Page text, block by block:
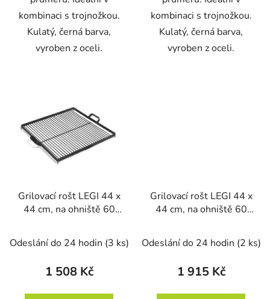
kombinaci s trojnožkou.
Kulatý, černá barva,
vyroben z oceli.
kombinaci s trojnožkou.
Kulatý, černá barva,
vyroben z oceli.
Grilovací rošt LEGI 44 x
44 cm, na ohniště 60
ocel
Odeslání do 24 hodin (3 ks)
1 508 Kč
Grilovací rošt LEGI 44 x
44 cm, na ohniště 60
Odeslání do 24 hodin (2 ks)
1 915 Kč